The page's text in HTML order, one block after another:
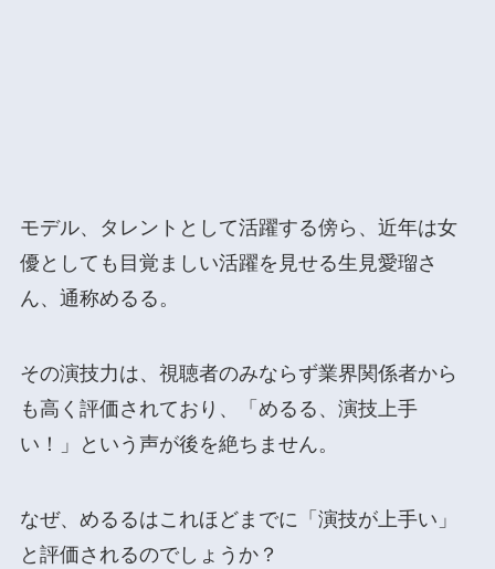
モデル、タレントとして活躍する傍ら、近年は女
優としても目覚ましい活躍を見せる生見愛瑠さ
ん、通称めるる。
その演技力は、視聴者のみならず業界関係者から
も高く評価されており、「めるる、演技上手
い！」という声が後を絶ちません。
なぜ、めるるはこれほどまでに「演技が上手い」
と評価されるのでしょうか？